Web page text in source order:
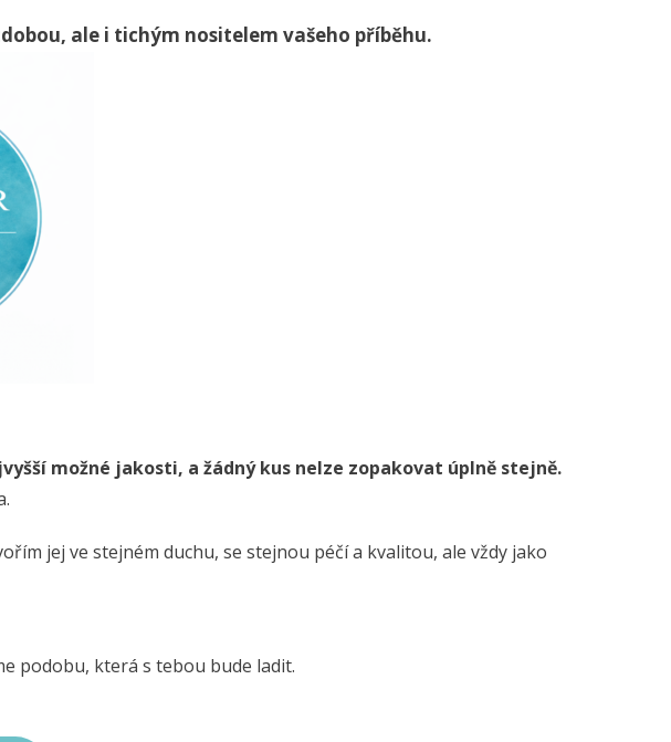
ale i tichým nositelem vašeho příběhu.
možné jakosti, a žádný kus nelze zopakovat úplně stejně.
jej ve stejném duchu, se stejnou péčí a kvalitou, ale vždy jako
podobu, která s tebou bude ladit.